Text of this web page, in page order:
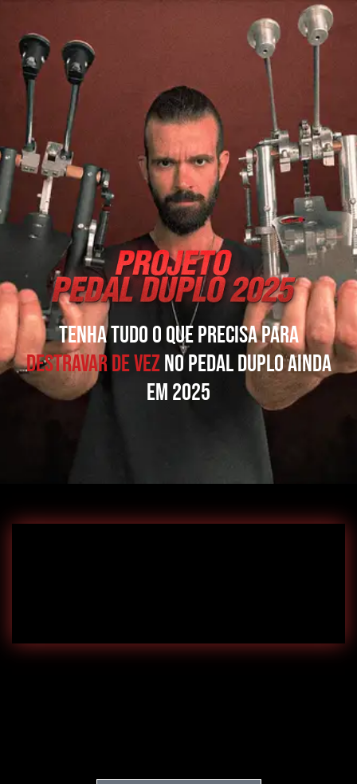
Tenha tudo o que precisa para
destravar de vezno Pedal Duplo ainda
em 2025